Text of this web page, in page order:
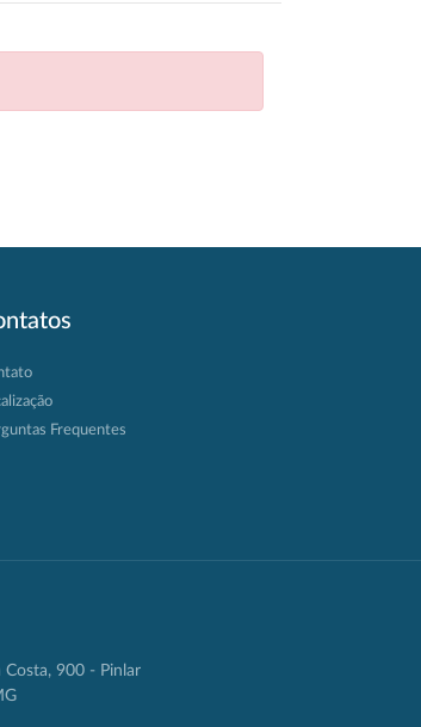
Frequentes
900 - Pinlar